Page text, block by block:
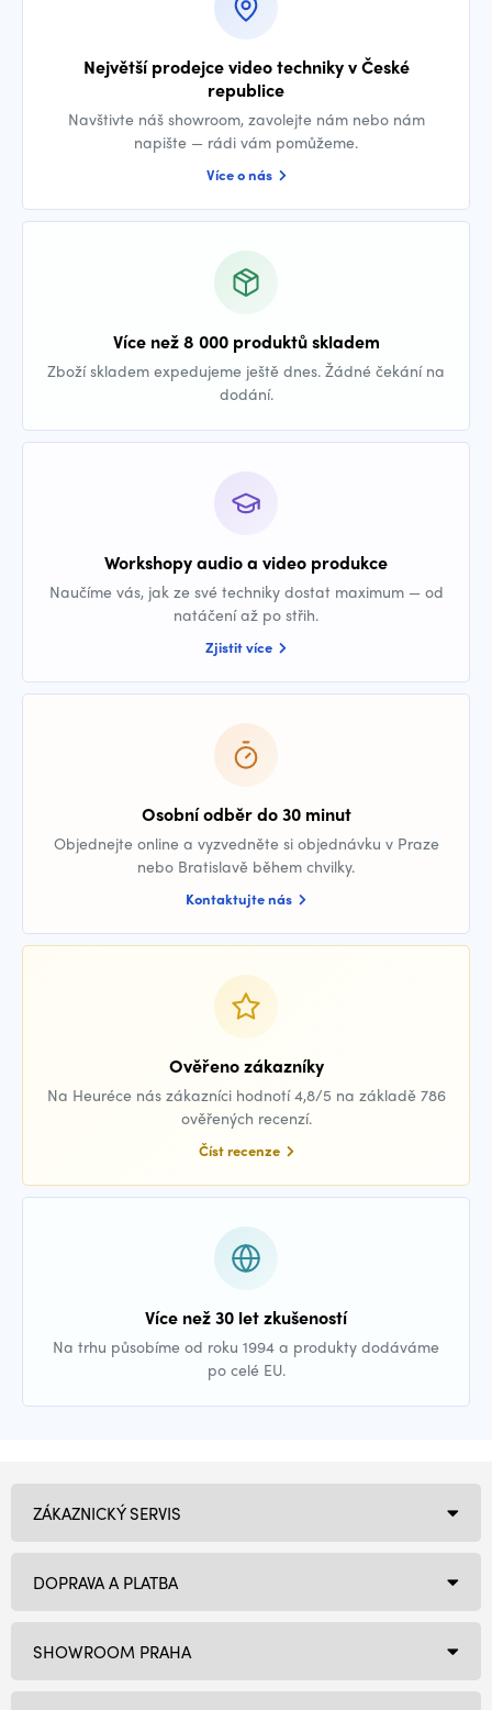
Největší prodejce video techniky v České
republice
Navštivte náš showroom, zavolejte nám nebo nám
napište — rádi vám pomůžeme.
Více o nás
Více než 8 000 produktů skladem
Zboží skladem expedujeme ještě dnes. Žádné čekání na
dodání.
Workshopy audio a video produkce
Naučíme vás, jak ze své techniky dostat maximum — od
natáčení až po střih.
Zjistit více
Osobní odběr do 30 minut
Objednejte online a vyzvedněte si objednávku v Praze
nebo Bratislavě během chvilky.
Kontaktujte nás
Ověřeno zákazníky
Na Heuréce nás zákazníci hodnotí 4,8/5 na základě 786
ověřených recenzí.
Číst recenze
Více než 30 let zkušeností
Na trhu působíme od roku 1994 a produkty dodáváme
po celé EU.
SHOWROOM PRAHA
ZÁKAZNICKÝ SERVIS
DOPRAVA A PLATBA